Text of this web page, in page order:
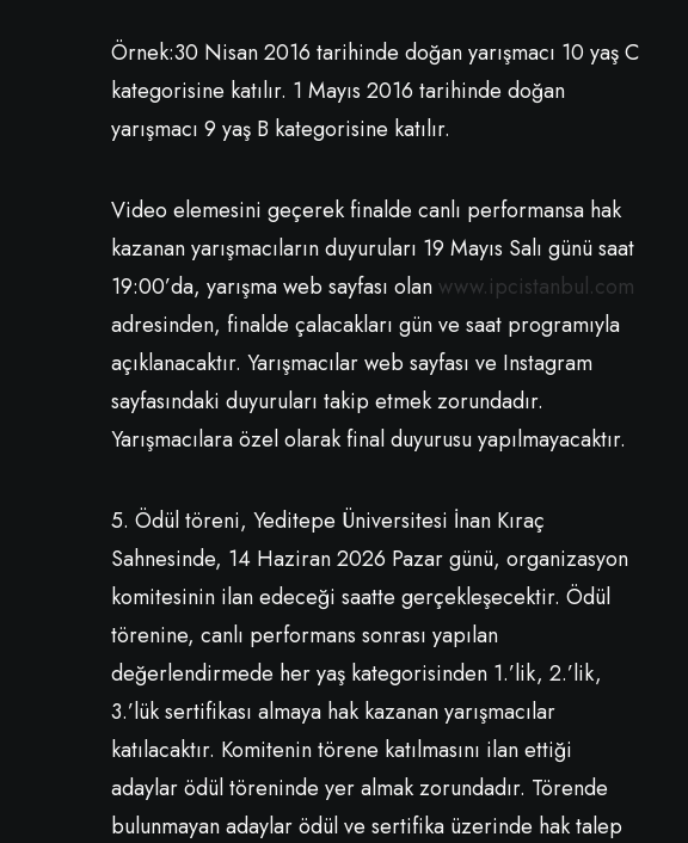
Örnek:30 Nisan 2016 tarihinde doğan yarışmacı 10 yaş C
kategorisine katılır. 1 Mayıs 2016 tarihinde doğan
yarışmacı 9 yaş B kategorisine katılır.
Video elemesini geçerek finalde canlı performansa hak
kazanan yarışmacıların duyuruları 19 Mayıs Salı günü saat
19:00’da, yarışma web sayfası olan www.ipcistanbul.com
adresinden, finalde çalacakları gün ve saat programıyla
açıklanacaktır. Yarışmacılar web sayfası ve Instagram
sayfasındaki duyuruları takip etmek zorundadır.
Yarışmacılara özel olarak final duyurusu yapılmayacaktır.
5. Ödül töreni, Yeditepe Üniversitesi İnan Kıraç
Sahnesinde, 14 Haziran 2026 Pazar günü, organizasyon
komitesinin ilan edeceği saatte gerçekleşecektir. Ödül
törenine, canlı performans sonrası yapılan
değerlendirmede her yaş kategorisinden 1.’lik, 2.’lik,
3.’lük sertifikası almaya hak kazanan yarışmacılar
katılacaktır. Komitenin törene katılmasını ilan ettiği
adaylar ödül töreninde yer almak zorundadır. Törende
bulunmayan adaylar ödül ve sertifika üzerinde hak talep